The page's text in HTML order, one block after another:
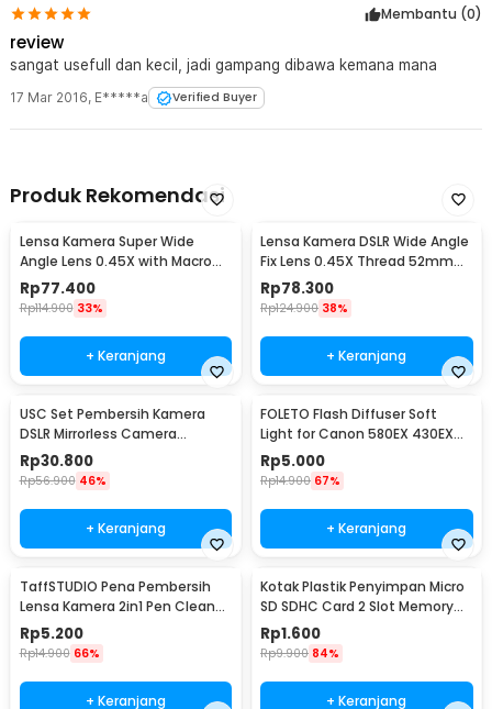
Membantu (0)
review
sangat usefull dan kecil, jadi gampang dibawa kemana mana
17 Mar 2016, E*****a Verified Buyer
Produk Rekomendasi
Lensa Kamera Super Wide
Angle Lens 0.45X with Macro
58mm for Canon - S-DAL-0001
Rp77.400
Rp114.900 33%
+ Keranjang
Lensa Kamera DSLR Wide Angle
Fix Lens 0.45X Thread 52mm
with Macro
Rp78.300
Rp124.900 38%
+ Keranjang
USC Set Pembersih Kamera
DSLR Mirrorless Camera
Cleaning Kit - W346
Rp30.800
Rp56.900 46%
+ Keranjang
FOLETO Flash Diffuser Soft
Light for Canon 580EX 430EX
Nikon SB-800
Rp5.000
Rp14.900 67%
+ Keranjang
TaffSTUDIO Pena Pembersih
Lensa Kamera 2in1 Pen Cleaner
for Camera - LP-1
Rp5.200
Rp14.900 66%
+ Keranjang
Kotak Plastik Penyimpan Micro
SD SDHC Card 2 Slot Memory
Card Storage - SD10
Rp1.600
Rp9.900 84%
+ Keranjang